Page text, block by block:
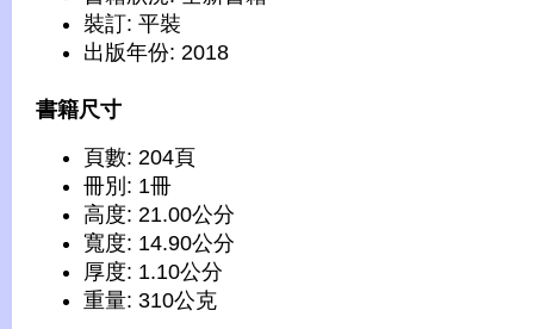
裝訂: 平裝
出版年份: 2018
書籍尺寸
頁數: 204頁
冊別: 1冊
高度: 21.00公分
寬度: 14.90公分
厚度: 1.10公分
重量: 310公克